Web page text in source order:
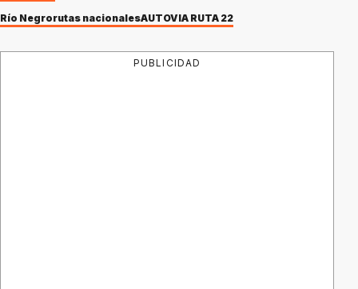
Río Negrorutas nacionalesAUTOVIA RUTA 22
PUBLICIDAD